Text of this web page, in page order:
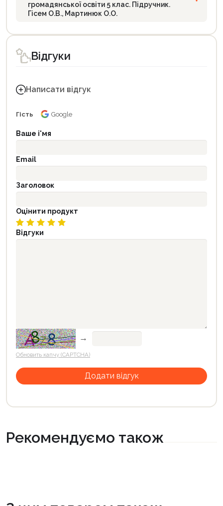
громадянської освіти 5 клас. Підручник.
Гісем О.В., Мартинюк О.О.
Відгуки
Написати відгук
Гість Google
Ваше і'мя
Email
Заголовок
Оцінити продукт
Відгуки
→
Обновить капчу (CAPTCHA)
Рекомендуємо також